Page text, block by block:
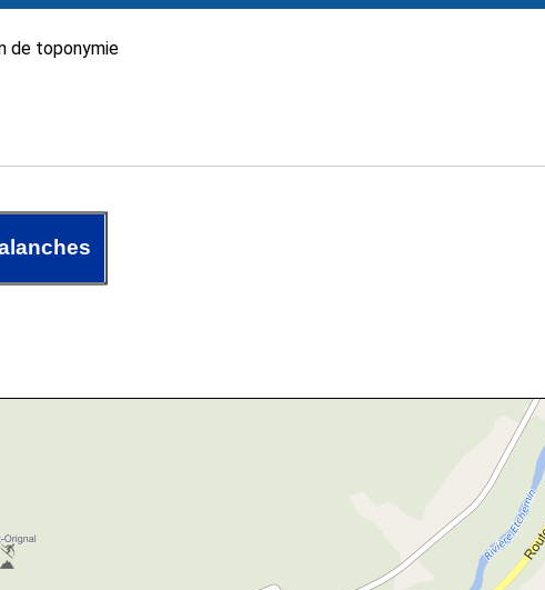
de toponymie